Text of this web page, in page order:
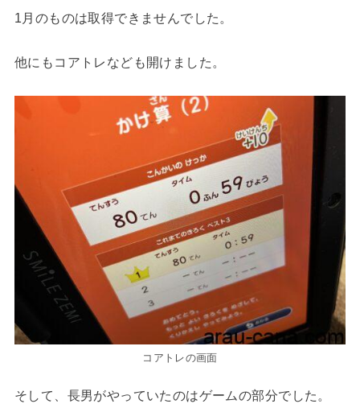
1月のものは取得できませんでした。
他にもコアトレなども開けました。
コアトレの画面
そして、長男がやっていたのはゲームの部分でした。